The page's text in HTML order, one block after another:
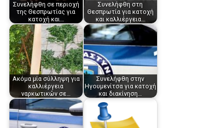
Συνελήφθη σε περιοχή
της Θεσπρωτίας για
κατοχή και…
Συνελήφθη στη
Θεσπρωτία για κατοχή
και καλλιέργεια…
Ακόμα μία σύλληψη για
καλλιέργεια
ναρκωτικών σε…
Συνελήφθη στην
Ηγουμενίτσα για κατοχή
και διακίνηση…